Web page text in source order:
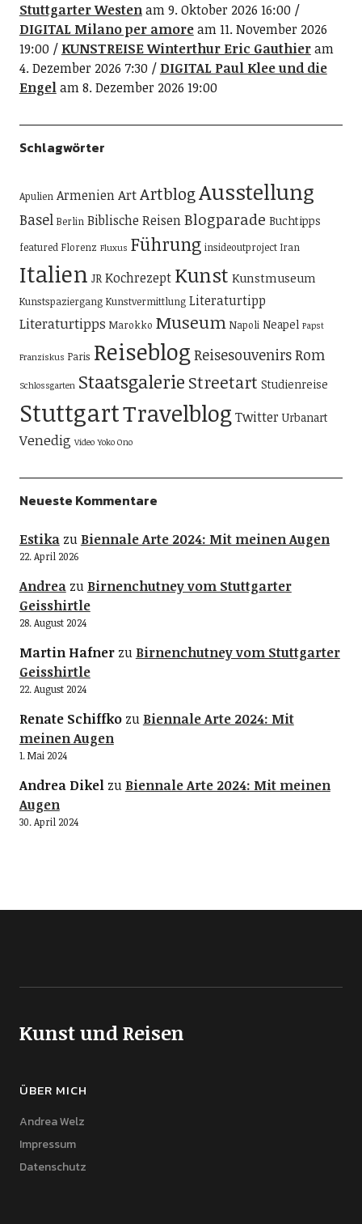
Stuttgarter Westenam 9. Oktober 2026 16:00
DIGITAL Milano per amoream 11. November 2026
19:00
KUNSTREISE Winterthur Eric Gauthieram
4. Dezember 2026 7:30
DIGITAL Paul Klee und die
Engelam 8. Dezember 2026 19:00
Schlagwörter
Apulien ArmenienArtArtblogAusstellung
Basel Berlin Biblische ReisenBlogparade Buchtipps
featured Florenz Fluxus Führung insideoutproject Iran
Italien JR Kochrezept Kunst Kunstmuseum
Kunstspaziergang Kunstvermittlung Literaturtipp
Literaturtipps Marokko Museum Napoli Neapel Papst
Franziskus Paris Reiseblog ReisesouvenirsRom
Schlossgarten Staatsgalerie Streetart Studienreise
StuttgartTravelblog Twitter Urbanart
Venedig Video Yoko Ono
Neueste Kommentare
Estikazu Biennale Arte 2024: Mit meinen Augen
22. April 2026
Andreazu Birnenchutney vom Stuttgarter
Geisshirtle
28. August 2024
Martin Hafnerzu Birnenchutney vom Stuttgarter
Geisshirtle
22. August 2024
Renate Schiffkozu Biennale Arte 2024: Mit
meinen Augen
1. Mai 2024
Andrea Dikelzu Biennale Arte 2024: Mit meinen
Augen
30. April 2024
Kunst und Reisen
ÜBER MICH
Andrea Welz
Impressum
Datenschutz